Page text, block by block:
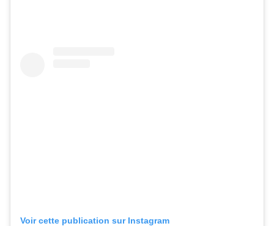
Voir cette publication sur Instagram